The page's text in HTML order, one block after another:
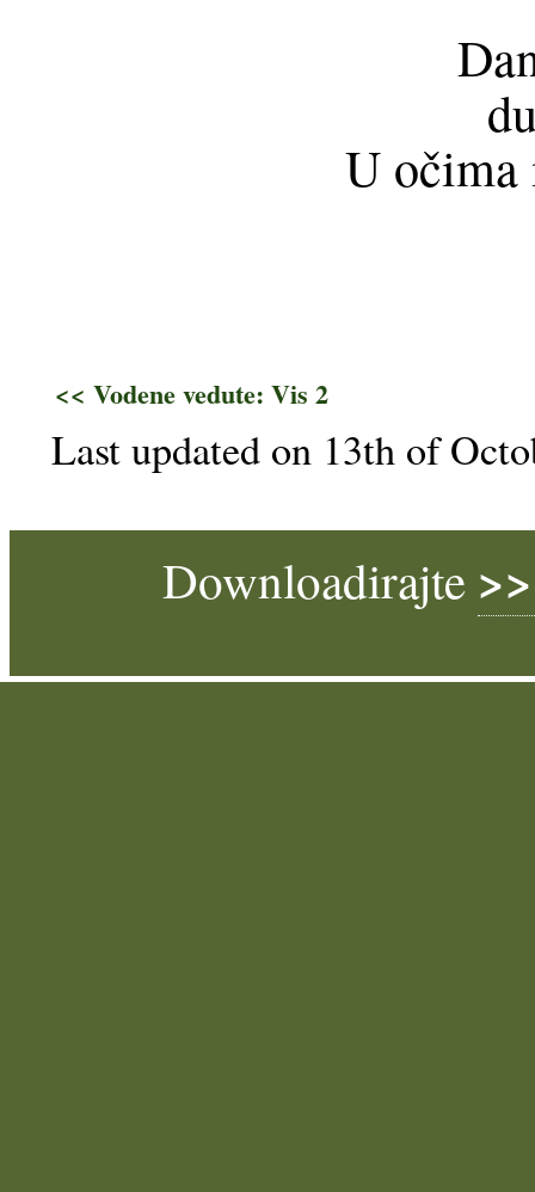
U očima
<< Vodene vedute: Vis 2
Last updated on 13th of
Downloadirajte